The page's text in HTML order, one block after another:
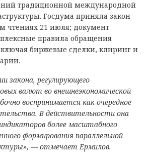
традиционной международной
Госдума приняла закон
чтениях 21 июля; документ
правила обращения
биржевые сделки, клиринг и
закона, регулирующего
валют во внешнеэкономической
воспринимается как очередное
В действительности она
более масштабного
формирования параллельной
— отмечает Ермилов.